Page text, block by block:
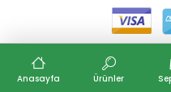
Anasayfa Ürünler